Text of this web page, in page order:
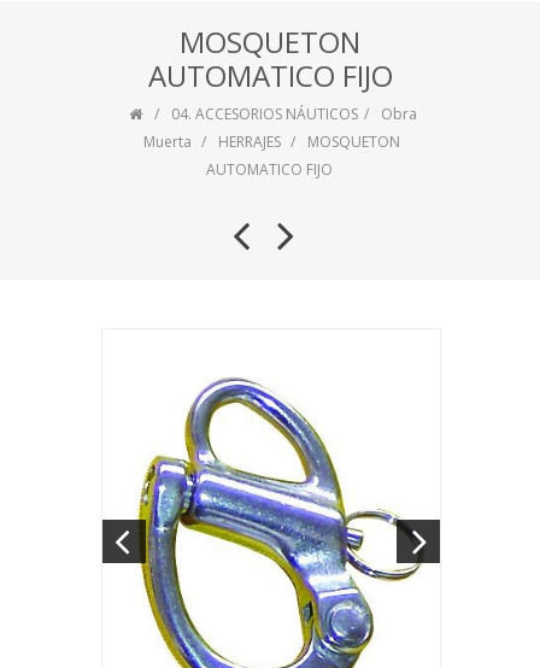
MOSQUETON
AUTOMATICO FIJO
04. ACCESORIOS NÁUTICOS
Obra
Muerta
HERRAJES
MOSQUETON
AUTOMATICO FIJO